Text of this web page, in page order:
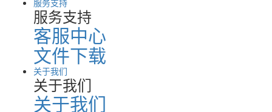
服务支持
客服中心
文件下载
关于我们
关于我们
关于我们